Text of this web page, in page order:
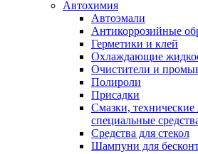
Автохимия
Автоэмали
Антикоррозийные
Герметики и клей
Охлаждающие
Очистители и
Полироли
Присадки
Смазки,
специальные
Средства для стекол
Шампуни для